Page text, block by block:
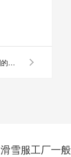
羽绒服 定制厂家揭秘羽绒服翻新定制的那些猫腻
滑雪服工厂一